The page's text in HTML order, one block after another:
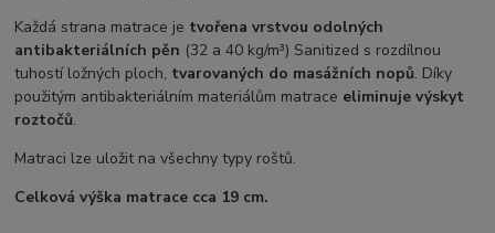
Každá strana matrace je tvořena vrstvou odolných
antibakteriálních pěn (32 a 40 kg/m³) Sanitized s rozdílnou
tuhostí ložných ploch, tvarovaných do masážních nopů. Díky
použitým antibakteriálním materiálům matrace eliminuje výskyt
roztočů.
Matraci lze uložit na všechny typy roštů.
Celková výška matrace cca 19 cm.